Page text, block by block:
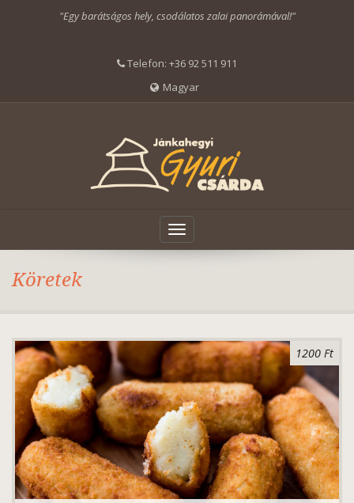
"Egy barátságos hely, csodálatos zalai panorámával!"
Telefon: +36 92 511 911
Magyar
Toggle
navigation
Köretek
1200 Ft